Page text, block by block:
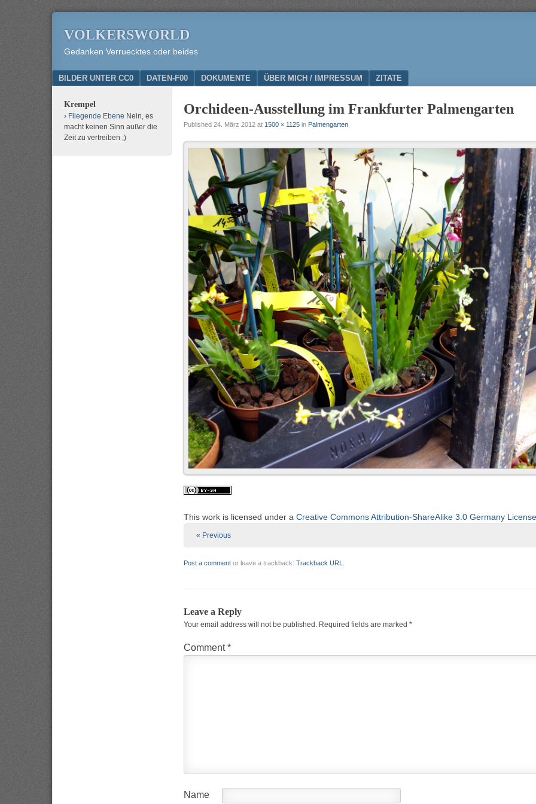
VOLKERSWORLD
Gedanken Verruecktes oder beides
Menu
SKIP TO CONTENT
BILDER UNTER CC0 DATEN-F00 DOKUMENTE ÜBER MICH / IMPRESSUM ZITATE
Orchideen-Ausstellung im Frankfurter Palmengarten
Published 24. März 2012 at 1500 × 1125 in Palmengarten
This work is licensed under a Creative Commons Attribution-ShareAlike 3.0 Germany License
« Previous
Post a comment or leave a trackback: Trackback URL
Leave a Reply
Your email address will not be published. Required fields are marked *
Comment*
Name
Krempel
Fliegende Ebene Nein, es
macht keinen Sinn außer die
Zeit zu vertreiben ;)